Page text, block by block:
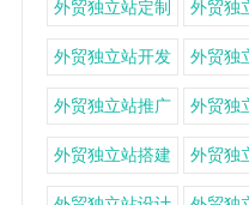
外贸独立站定制 外贸独
外贸独立站开发 外贸独
外贸独立站推广 外贸独
外贸独立站搭建 外贸独